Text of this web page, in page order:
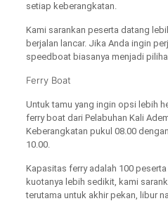
setiap keberangkatan.
Kami sarankan peserta datang
berjalan lancar. Jika Anda ingin
speedboat biasanya menjadi
Ferry Boat
Untuk tamu yang ingin opsi lebih
ferry boat dari Pelabuhan Kali
Keberangkatan pukul 08.00
10.00.
Kapasitas ferry adalah 100
kuotanya lebih sedikit, kami
terutama untuk akhir pekan, libur